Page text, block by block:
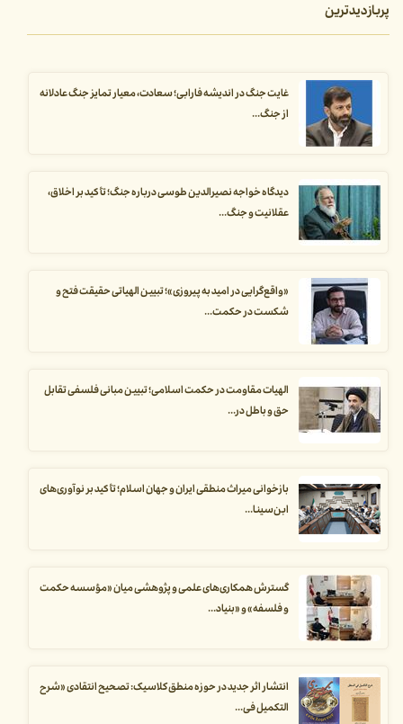
پربازدیدترین
غایت جنگ در اندیشه فارابی؛ سعادت، معیار تمایز جنگ عادلانه
از جنگ...
دیدگاه خواجه نصیرالدین طوسی درباره جنگ؛ تأکید بر اخلاق،
عقلانیت و جنگ...
«واقع‌گرایی در امید به پیروزی»؛ تبیین الهیاتی حقیقت فتح و
شکست در حکمت...
الهیات مقاومت در حکمت اسلامی؛ تبیین مبانی فلسفی تقابل
حق و باطل در...
بازخوانی میراث منطقی ایران و جهان اسلام؛ تأکید بر نوآوری‌های
ابن‌سینا...
گسترش همکاری‌های علمی و پژوهشی میان «مؤسسه حکمت
و فلسفه» و «بنیاد...
انتشار اثر جدید در حوزه منطق کلاسیک: تصحیح انتقادی «شرح
التکمیل فی...